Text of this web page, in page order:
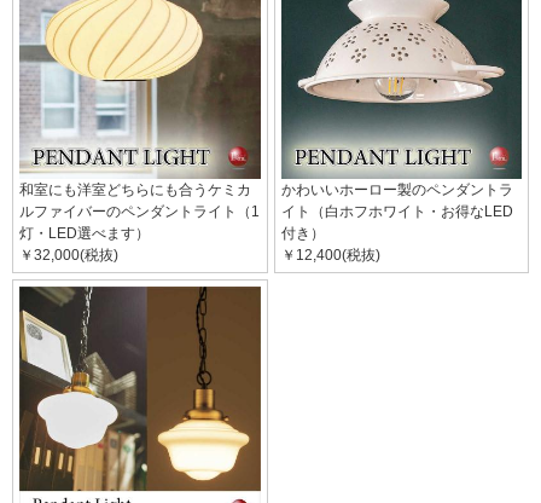
和室にも洋室どちらにも合うケミカ
ルファイバーのペンダントライト（1
灯・LED選べます）
￥32,000(税抜)
かわいいホーロー製のペンダントラ
イト（白ホフホワイト・お得なLED
付き）
￥12,400(税抜)